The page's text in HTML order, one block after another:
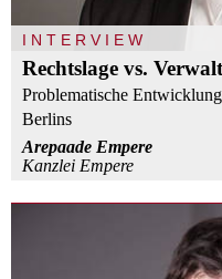
INTERVIEW
Rechtslage vs.
Problematische
Berlins
Arepaade Empere
Kanzlei Empere